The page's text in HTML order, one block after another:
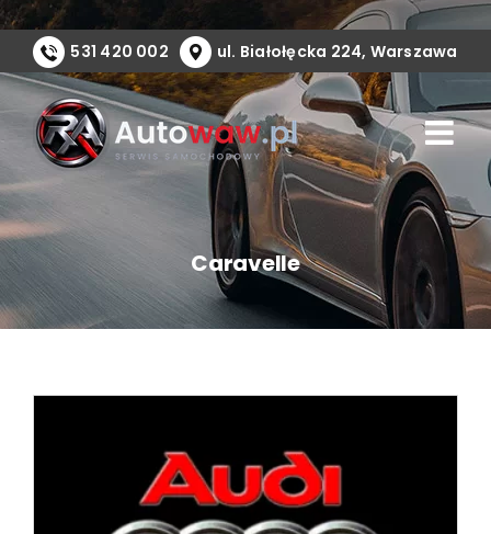
Przejdź
zawartości
531 420 002 ul. Białołęcka 224, Warszawa
Caravelle